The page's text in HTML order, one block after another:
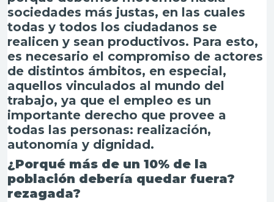
sociedades más justas, en las cuales
todas y todos los ciudadanos se
realicen y sean productivos. Para esto,
es necesario el compromiso de actores
de distintos ámbitos, en especial,
aquellos vinculados al mundo del
trabajo, ya que el empleo es un
importante derecho que provee a
todas las personas: realización,
autonomía y dignidad.
¿Porqué más de un 10% de la
población debería quedar fuera?
rezagada?